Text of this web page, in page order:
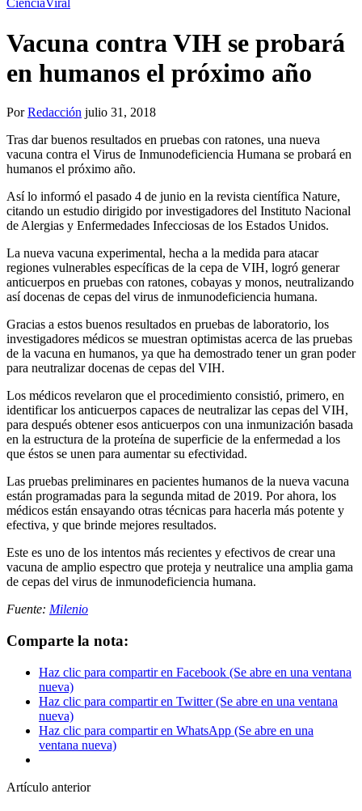
CienciaViral
Vacuna contra VIH se probará
en humanos el próximo año
PorRedacción julio 31, 2018
Tras dar buenos resultados en pruebas con ratones, una nueva
vacuna contra el Virus de Inmunodeficiencia Humana se probará en
humanos el próximo año.
Así lo informó el pasado 4 de junio en la revista científica Nature,
citando un estudio dirigido por investigadores del Instituto Nacional
de Alergias y Enfermedades Infecciosas de los Estados Unidos.
La nueva vacuna experimental, hecha a la medida para atacar
regiones vulnerables específicas de la cepa de VIH, logró generar
anticuerpos en pruebas con ratones, cobayas y monos, neutralizando
así docenas de cepas del virus de inmunodeficiencia humana.
Gracias a estos buenos resultados en pruebas de laboratorio, los
investigadores médicos se muestran optimistas acerca de las pruebas
de la vacuna en humanos, ya que ha demostrado tener un gran poder
para neutralizar docenas de cepas del VIH.
Los médicos revelaron que el procedimiento consistió, primero, en
identificar los anticuerpos capaces de neutralizar las cepas del VIH,
para después obtener esos anticuerpos con una inmunización basada
en la estructura de la proteína de superficie de la enfermedad a los
que éstos se unen para aumentar su efectividad.
Las pruebas preliminares en pacientes humanos de la nueva vacuna
están programadas para la segunda mitad de 2019. Por ahora, los
médicos están ensayando otras técnicas para hacerla más potente y
efectiva, y que brinde mejores resultados.
Este es uno de los intentos más recientes y efectivos de crear una
vacuna de amplio espectro que proteja y neutralice una amplia gama
de cepas del virus de inmunodeficiencia humana.
Fuente: Milenio
Comparte la nota:
Haz clic para compartir en Facebook (Se abre en una ventana
nueva)
Haz clic para compartir en Twitter (Se abre en una ventana
nueva)
Haz clic para compartir en WhatsApp (Se abre en una
ventana nueva)
Artículo anterior